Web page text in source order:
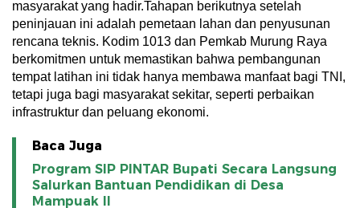
masyarakat yang hadir.Tahapan berikutnya setelah
peninjauan ini adalah pemetaan lahan dan penyusunan
rencana teknis. Kodim 1013 dan Pemkab Murung Raya
berkomitmen untuk memastikan bahwa pembangunan
tempat latihan ini tidak hanya membawa manfaat bagi TNI,
tetapi juga bagi masyarakat sekitar, seperti perbaikan
infrastruktur dan peluang ekonomi.
Baca Juga
Program SIP PINTAR Bupati Secara Langsung
Salurkan Bantuan Pendidikan di Desa
Mampuak ll